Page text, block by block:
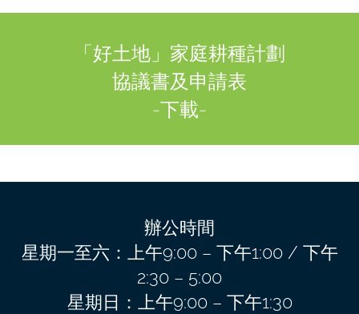
「好土地」家庭耕種計劃
協議書及申請表
-下載-
辦公時間
星期一至六：上午9:00 – 下午1:00 / 下午
2:30 – 5:00
星期日：上午9:00 – 下午1:30